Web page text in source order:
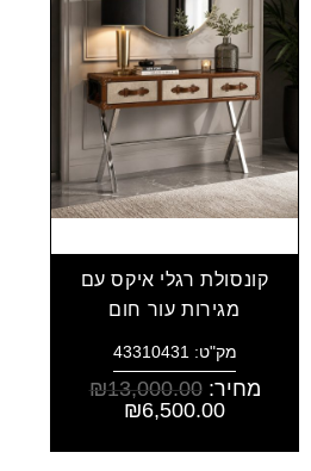
קונסולת רגלי איקס עם
מגירות עור חום
מק"ט: 43310431
מחיר: ₪13,000.00
₪6,500.00